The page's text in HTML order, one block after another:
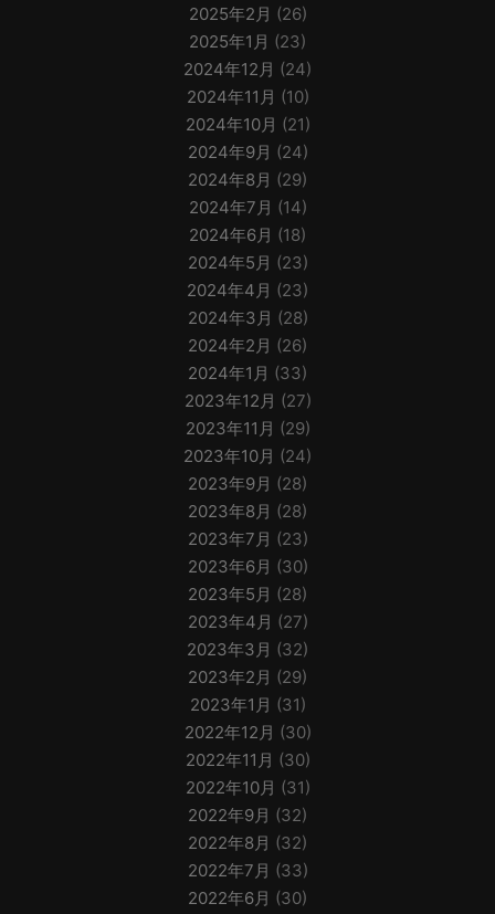
2025年2月 (26)
2025年1月 (23)
2024年12月 (24)
2024年11月 (10)
2024年10月 (21)
2024年9月 (24)
2024年8月 (29)
2024年7月 (14)
2024年6月 (18)
2024年5月 (23)
2024年4月 (23)
2024年3月 (28)
2024年2月 (26)
2024年1月 (33)
2023年12月 (27)
2023年11月 (29)
2023年10月 (24)
2023年9月 (28)
2023年8月 (28)
2023年7月 (23)
2023年6月 (30)
2023年5月 (28)
2023年4月 (27)
2023年3月 (32)
2023年2月 (29)
2023年1月 (31)
2022年12月 (30)
2022年11月 (30)
2022年10月 (31)
2022年9月 (32)
2022年8月 (32)
2022年7月 (33)
2022年6月 (30)